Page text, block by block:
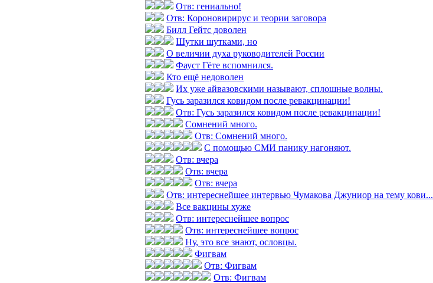
Отв: гениально!
Отв: Короновирирус и теории заговора
Билл Гейтс доволен
Шутки шутками, но
О величии духа руководителей России
Фауст Гёте вспомнился.
Кто ещё недоволен
Их уже айвазовскими называют, сплошные волны.
Гусь заразился ковидом после ревакцинации!
Отв: Гусь заразился ковидом после ревакцинации!
Сомнений много.
Отв: Сомнений много.
С помощью СМИ панику нагоняют.
Отв: вчера
Отв: вчера
Отв: вчера
Отв: интереснейшее интервью Чумакова Джуниор на тему кови...
Все вакцины хуже
Отв: интереснейшее вопрос
Отв: интереснейшее вопрос
Ну, это все знают, ословцы.
Фигвам
Отв: Фигвам
Отв: Фигвам